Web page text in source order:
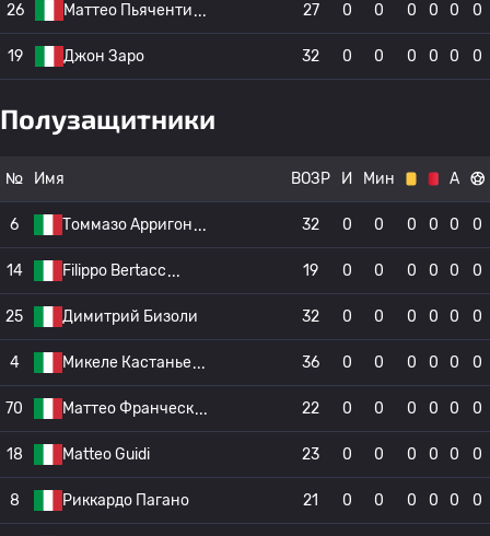
26 Маттео Пьяченти 27 0 0 0 0 0 0
19 Джон Заро 32 0 0 0 0 0 0
Полузащитники
№ Имя ВОЗР И Мин А
6 Томмазо Арригон 32 0 0 0 0 0 0
14 Filippo Bertacc 19 0 0 0 0 0 0
25 Димитрий Бизоли 32 0 0 0 0 0 0
4 Микеле Кастанье 36 0 0 0 0 0 0
70 Маттео Франческ 22 0 0 0 0 0 0
18 Matteo Guidi 23 0 0 0 0 0 0
8 Риккардо Пагано 21 0 0 0 0 0 0